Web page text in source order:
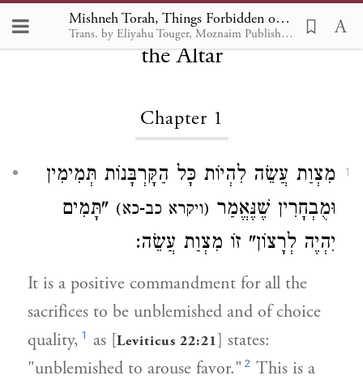
Mishneh Torah, Things Forbidden on the Altar 1
Trans. by Eliyahu Touger, Moznaim Publishing
Mishneh Torah, Things Forbidden on
the Altar
Chapter 1
1
מִצְוַת עֲשֵׂה לִהְיוֹת כָּל הַקָּרְבָּנוֹת תְּמִימִין
וּמֻבְחָרִין שֶׁנֶּאֱמַר (ויקרא כב-כא) "תָּמִים
יִהְיֶה לְרָצוֹן" זוֹ מִצְוַת עֲשֵׂה:
It is a positive commandment for all the
sacrifices to be unblemished and of choice
quality, 1 as [Leviticus 22:21] states:
"unblemished to arouse favor." 2 This is a